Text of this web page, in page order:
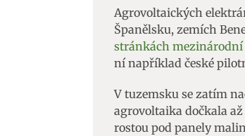
Agrovoltaických
Španělsku, zemích
stránkách
ní například české
V tuzemsku se zatím
agrovoltaika dočkala
rostou pod panely